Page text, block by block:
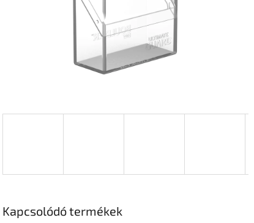
Kapcsolódó termékek